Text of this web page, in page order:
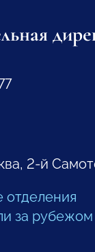
2-й
отделения
за рубежом